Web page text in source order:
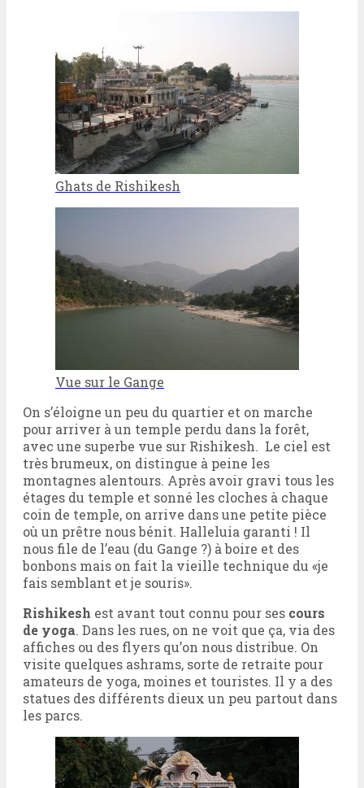
Ghats de Rishikesh
Vue sur le Gange
On s’éloigne un peu du quartier et on marche
pour arriver à un temple perdu dans la forêt,
avec une superbe vue sur Rishikesh. Le ciel est
très brumeux, on distingue à peine les
montagnes alentours. Après avoir gravi tous les
étages du temple et sonné les cloches à chaque
coin de temple, on arrive dans une petite pièce
où un prêtre nous bénit. Halleluia garanti ! Il
nous file de l’eau (du Gange ?) à boire et des
bonbons mais on fait la vieille technique du «je
fais semblant et je souris».
Rishikesh est avant tout connu pour ses cours
de yoga. Dans les rues, on ne voit que ça, via des
affiches ou des flyers qu’on nous distribue. On
visite quelques ashrams, sorte de retraite pour
amateurs de yoga, moines et touristes. Il y a des
statues des différents dieux un peu partout dans
les parcs.